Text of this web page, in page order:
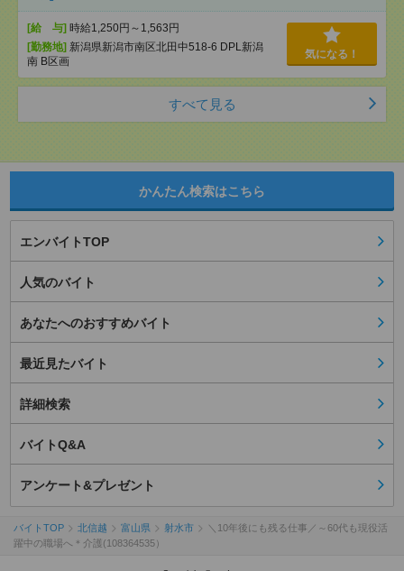
[給 与] 時給1,250円～1,563円
[勤務地] 新潟県新潟市南区北田中518-6 DPL新潟
南 B区画
気になる！
すべて見る
かんたん検索はこちら
エンバイトTOP
人気のバイト
あなたへのおすすめバイト
最近見たバイト
詳細検索
バイトQ&A
アンケート&プレゼント
バイトTOP 北信越 富山県 射水市
＼10年後にも残る仕事／～60代も現役活
躍中の職場へ＊介護(108364535）